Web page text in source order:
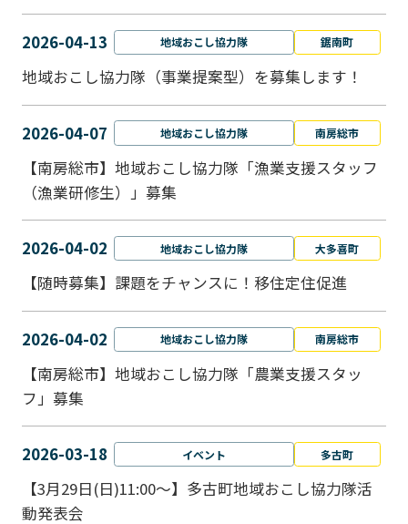
2026-04-13 地域おこし協力隊 鋸南町
地域おこし協力隊（事業提案型）を募集します！
2026-04-07 地域おこし協力隊 南房総市
【南房総市】地域おこし協力隊「漁業支援スタッフ
（漁業研修生）」募集
2026-04-02 地域おこし協力隊 大多喜町
【随時募集】課題をチャンスに！移住定住促進
2026-04-02 地域おこし協力隊 南房総市
【南房総市】地域おこし協力隊「農業支援スタッ
フ」募集
2026-03-18 イベント 多古町
【3月29日(日)11:00～】多古町地域おこし協力隊活
動発表会